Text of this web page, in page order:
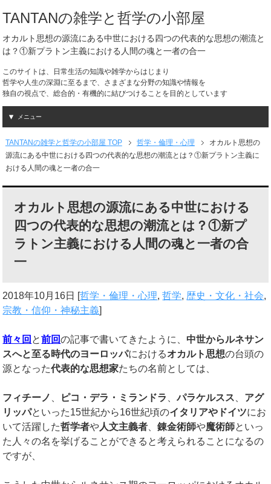
TANTANの雑学と哲学の小部屋
オカルト思想の源流にある中世における四つの代表的な思想の潮流と
は？①新プラトン主義における人間の魂と一者の合一
このサイトは、日常生活の知識や雑学からはじまり
哲学や人生の深淵に至るまで、さまざまな分野の知識や情報を
独自の視点で、総合的・有機的に結びつけることを目的としています
メニュー
TANTANの雑学と哲学の小部屋 TOP 哲学・倫理・心理
オカルト思想の
源流にある中世における四つの代表的な思想の潮流とは？①新プラトン主義に
おける人間の魂と一者の合一
オカルト思想の源流にある中世における
四つの代表的な思想の潮流とは？①新プ
ラトン主義における人間の魂と一者の合
一
2018年10月16日 [哲学・倫理・心理,哲学, 歴史・文化・社会,
宗教・信仰・神秘主義]
前々回 と前回の記事で書いてきたように、 中世からルネサン
スへと至る時代のヨーロッパにおけるオカルト思想の台頭の
源となった代表的な思想家たちの名前としては、
フィチーノ ピコ・デラ・ミランドラ 、パラケルスス
アグ
リッパといった15世紀から16世紀頃のイタリアやドイツにお
いて活躍した哲学者や人文主義者 、錬金術師や魔術師といっ
た人々の名を挙げることができると考えられることになるの
ですが、